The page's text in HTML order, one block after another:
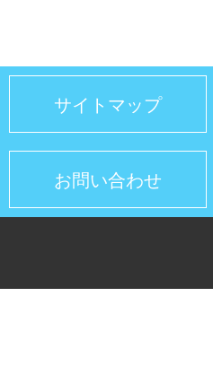
サイトマップ
お問い合わせ